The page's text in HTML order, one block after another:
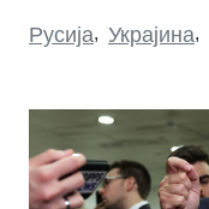
Русија, Украјина,